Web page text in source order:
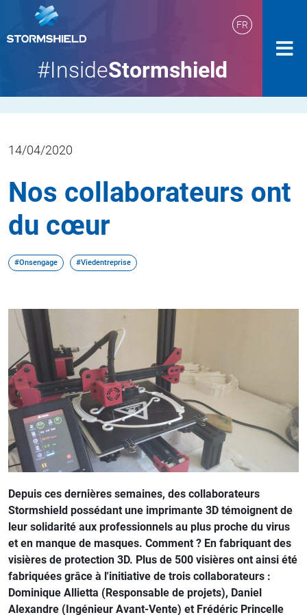
FR
#InsideStormshield
14/04/2020
Nos collaborateurs ont
du cœur
#Onsengage #Viedentreprise
Depuis ces dernières semaines, des collaborateurs
Stormshield possédant une imprimante 3D témoignent de
leur solidarité aux professionnels au plus proche du virus
et en manque de masques. Comment ? En fabriquant des
visières de protection 3D. Plus de 500 visières ont ainsi été
fabriquées grâce à l'initiative de trois collaborateurs :
Dominique Allietta (Responsable de projets), Daniel
Alexandre (Ingénieur Avant-Vente) et Frédéric Princelle